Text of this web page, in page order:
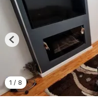
1 / 8
Previous